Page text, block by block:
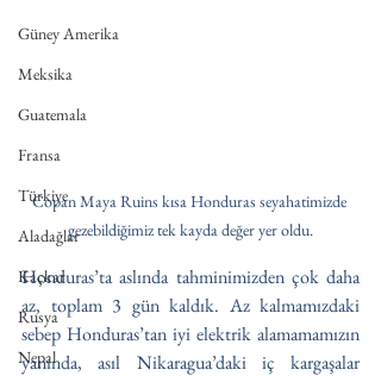
Güney Amerika
Meksika
Guatemala
Fransa
Türkiye
Aladağlar
Kaçkar
Rusya
Nepal
Copan Maya Ruins kısa Honduras seyahatimizde
gezebildiğimiz tek kayda değer yer oldu.
Honduras’ta aslında tahminimizden çok daha
az, toplam 3 gün kaldık. Az kalmamızdaki
sebep Honduras’tan iyi elektrik alamamamızın
yanında, asıl Nikaragua’daki iç kargaşalar